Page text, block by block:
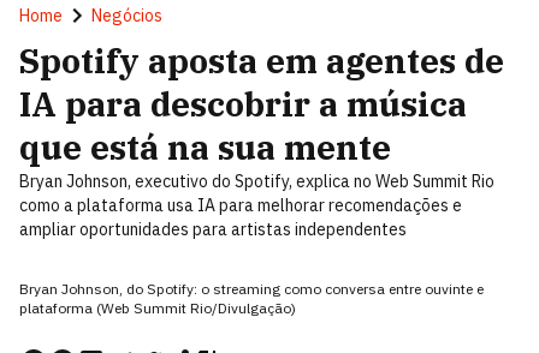
Home Negócios
Spotify aposta em agentes de
IA para descobrir a música
que está na sua mente
Bryan Johnson, executivo do Spotify, explica no Web Summit Rio
como a plataforma usa IA para melhorar recomendações e
ampliar oportunidades para artistas independentes
Bryan Johnson, do Spotify: o streaming como conversa entre ouvinte e
plataforma (Web Summit Rio/Divulgação)